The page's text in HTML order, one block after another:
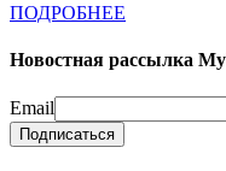
ПОДРОБНЕЕ
Новостная рассылка
Email